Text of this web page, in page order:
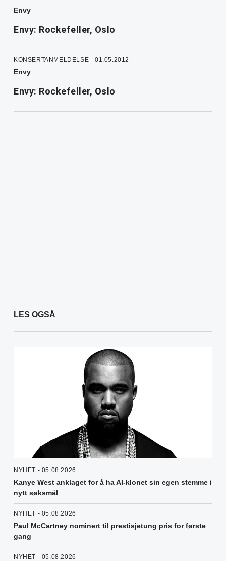
Envy
Envy: Rockefeller, Oslo
KONSERTANMELDELSE - 01.05.2012
Envy
Envy: Rockefeller, Oslo
LES OGSÅ
NYHET - 05.08.2026
Kanye West anklaget for å ha AI-klonet sin egen stemme i
nytt søksmål
NYHET - 05.08.2026
Paul McCartney nominert til prestisjetung pris for første
gang
NYHET - 05.08.2026